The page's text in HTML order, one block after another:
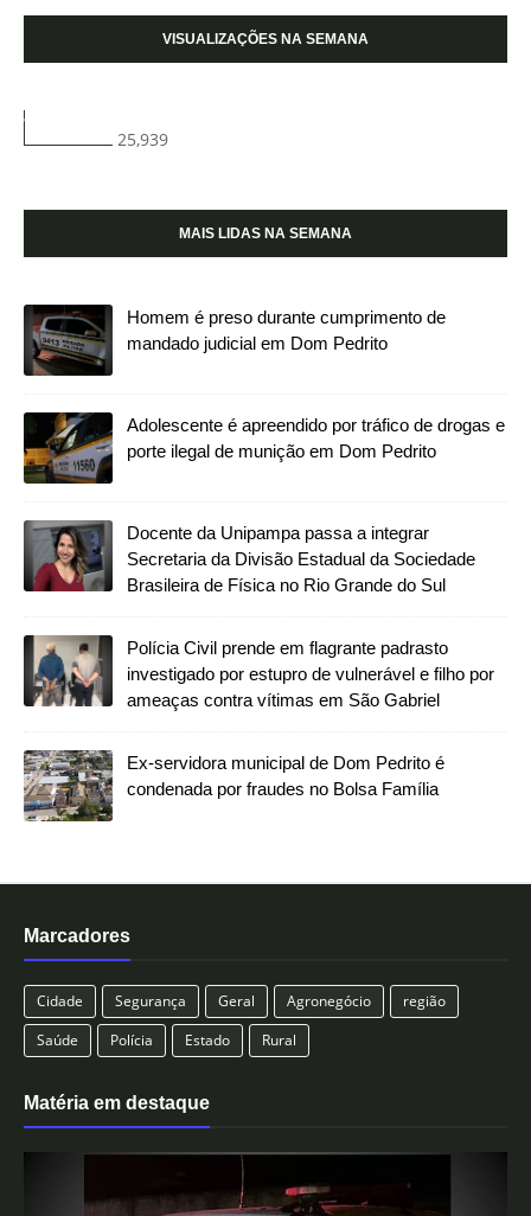
VISUALIZAÇÕES NA SEMANA
25,939
MAIS LIDAS NA SEMANA
Homem é preso durante cumprimento de
mandado judicial em Dom Pedrito
Adolescente é apreendido por tráfico de drogas e
porte ilegal de munição em Dom Pedrito
Docente da Unipampa passa a integrar
Secretaria da Divisão Estadual da Sociedade
Brasileira de Física no Rio Grande do Sul
Polícia Civil prende em flagrante padrasto
investigado por estupro de vulnerável e filho por
ameaças contra vítimas em São Gabriel
Ex-servidora municipal de Dom Pedrito é
condenada por fraudes no Bolsa Família
Marcadores
Cidade Segurança Geral Agronegócio
região
Saúde
Polícia Estado Rural
Matéria em destaque